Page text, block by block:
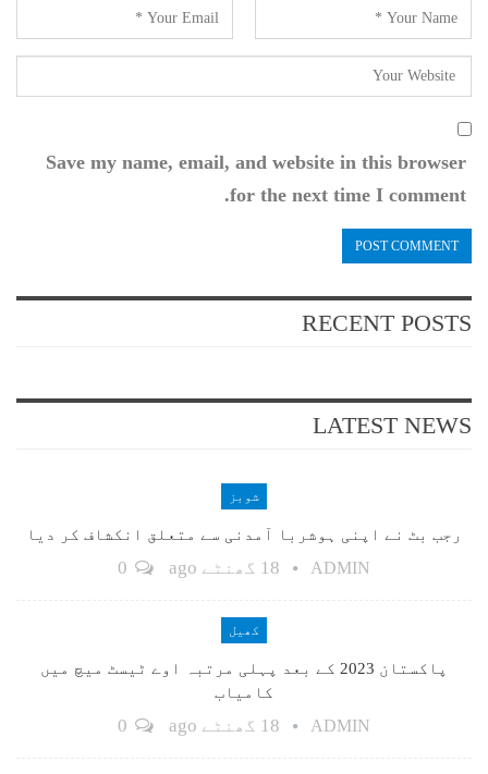
Save my name, email, and website in this browser
for the next time I comment.
RECENT POSTS
LATEST NEWS
شوبز
رجب بٹ نے اپنی ہوشربا آمدنی سے متعلق انکشاف کر دیا
ADMIN 18 گھنٹے ago
کھیل
پاکستان 2023 کے بعد پہلی مرتبہ اوے ٹیسٹ میچ میں
کامیاب
ADMIN 18 گھنٹے ago